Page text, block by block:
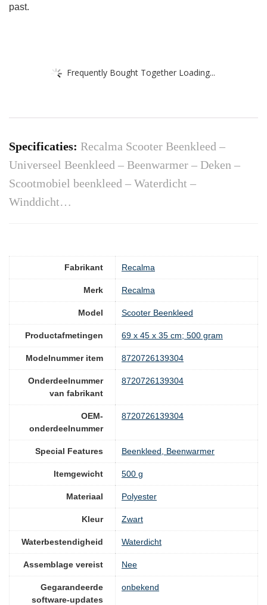
past.
Frequently Bought Together Loading...
Specificaties: Recalma Scooter Beenkleed –
Universeel Beenkleed – Beenwarmer – Deken –
Scootmobiel beenkleed – Waterdicht –
Winddicht…
Fabrikant ‎Recalma
Merk ‎Recalma
Model ‎Scooter Beenkleed
Productafmetingen ‎69 x 45 x 35 cm; 500 gram
Modelnummer item ‎8720726139304
Onderdeelnummer
van fabrikant
‎8720726139304
OEM-
onderdeelnummer
‎8720726139304
Special Features ‎Beenkleed, Beenwarmer
Itemgewicht ‎500 g
Materiaal ‎Polyester
Kleur ‎Zwart
Waterbestendigheid ‎Waterdicht
Assemblage vereist ‎Nee
Gegarandeerde
software-updates
‎onbekend